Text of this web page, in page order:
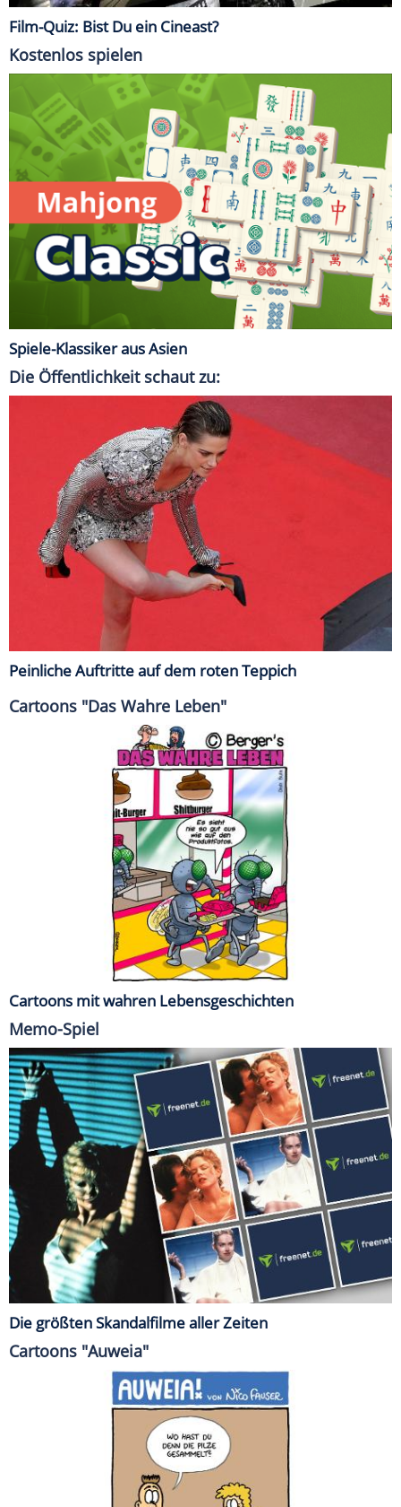
Film-Quiz: Bist Du ein Cineast?
Kostenlos spielen
Spiele-Klassiker aus Asien
Die Öffentlichkeit schaut zu:
Peinliche Auftritte auf dem roten Teppich
Cartoons "Das Wahre Leben"
Cartoons mit wahren Lebensgeschichten
Memo-Spiel
Die größten Skandalfilme aller Zeiten
Cartoons "Auweia"